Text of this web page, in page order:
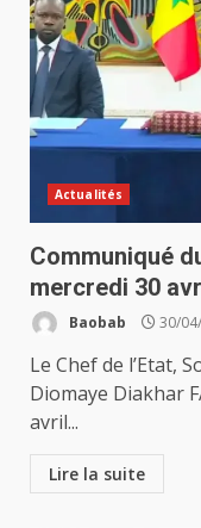
Actualités
Communiqué
mercredi 30
Baobab 30/
Le Chef de l’Etat,
Diomaye Diakhar
avril...
Lire la suite